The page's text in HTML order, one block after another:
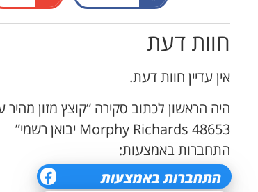
חוות דעת
אין עדיין חוות דעת.
Morphy Richards 48653 יבואן רשמי”
התחברות באמצעות: